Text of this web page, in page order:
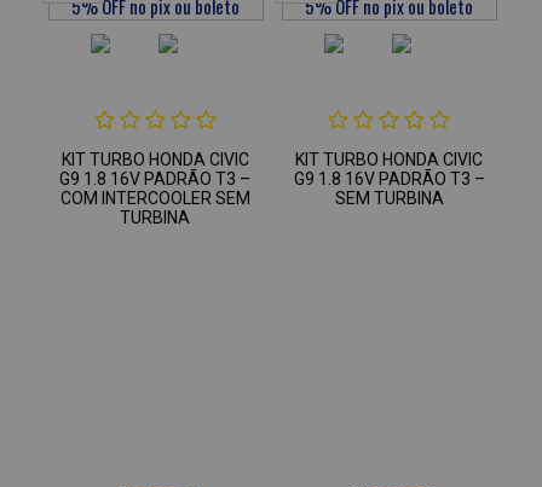
KIT TURBO HONDA CIVIC
G9 1.8 16V PADRÃO T3 –
COM INTERCOOLER SEM
TURBINA
KIT TURBO HONDA CIVIC
G9 1.8 16V PADRÃO T3 –
SEM TURBINA